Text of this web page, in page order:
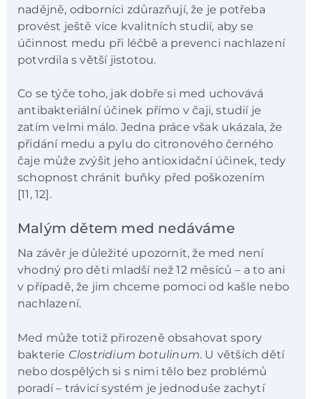
nadějně, odborníci zdůrazňují, že je potřeba
provést ještě více kvalitních studií, aby se
účinnost medu při léčbě a prevenci nachlazení
potvrdila s větší jistotou.
Co se týče toho, jak dobře si med uchovává
antibakteriální účinek přímo v čaji, studií je
zatím velmi málo. Jedna práce však ukázala, že
přidání medu a pylu do citronového černého
čaje může zvýšit jeho antioxidační účinek, tedy
schopnost chránit buňky před poškozením
[11, 12].
Malým dětem med nedáváme
Na závěr je důležité upozornit, že med není
vhodný pro děti mladší než 12 měsíců – a to ani
v případě, že jim chceme pomoci od kašle nebo
nachlazení.
Med může totiž přirozeně obsahovat spory
bakterie Clostridium botulinum. U větších dětí
nebo dospělých si s nimi tělo bez problémů
poradí – trávicí systém je jednoduše zachytí